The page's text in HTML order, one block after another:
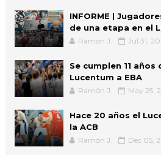
INFORME |
de una etapa en el
Ramón J. Jul 31,
Se cumplen 11 años
Lucentum a EBA
Ramón J. May 25,
Hace 20 años el
la ACB
Ramón J. Dec 05,